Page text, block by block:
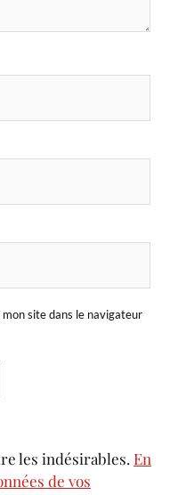
site dans le navigateur
les indésirables. En
de vos